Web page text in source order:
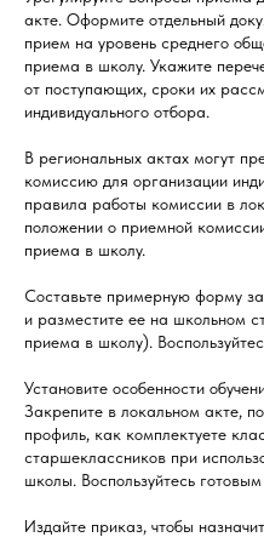
акте. Оформите отдельный
прием на уровень среднего
приема в школу. Укажите
от поступающих, сроки их
индивидуального отбора.
В региональных актах могут
комиссию для организации
правила работы комиссии в
положении о приемной
приема в школу.
Составьте примерную форму
и разместите ее на школьном
приема в школу).
Установите особенности
Закрепите в локальном акте,
профиль, как комплектуете
старшеклассников при
школы. Воспользуйтесь
Издайте приказ, чтобы